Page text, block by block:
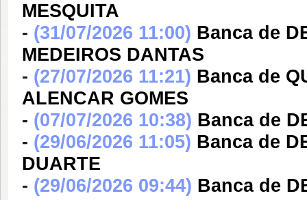
MESQUITA
- (31/07/2026 11:00) Banca de
MEDEIROS DANTAS
- (27/07/2026 11:21) Banca de
ALENCAR GOMES
- (07/07/2026 10:38) Banca de
- (29/06/2026 11:05) Banca de
DUARTE
- (29/06/2026 09:44) Banca de